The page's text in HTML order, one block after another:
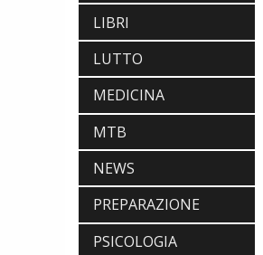
LIBRI
LUTTO
MEDICINA
MTB
NEWS
PREPARAZIONE
PSICOLOGIA
SCARPE
DMT. TADEJ POGACAR, LA MAGLIA
GIALLA E UNA SPECIAL EDITION DELLA
COMPONENTISTICA
ECONOMICA
NALINI. APPUNTAMENTO A IBF PER